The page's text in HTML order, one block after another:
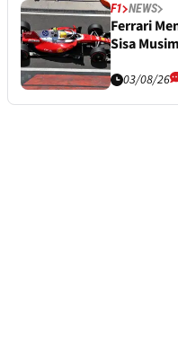
F1 NEWS
Ferrari
Sisa
03/08/26